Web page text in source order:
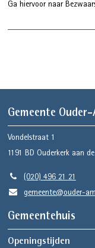
Ga hiervoor naar
Gemeente
Vondelstraat 1
1191 BD Ouderkerk aan
(020) 496 21 21
gemeente@ouder-
Gemeentehuis
Openingstijden